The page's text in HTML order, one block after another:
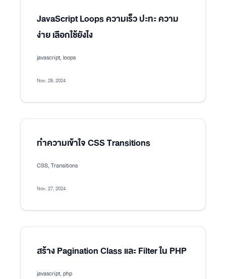
JavaScript Loops ความเร็ว ปะทะ ความ
ง่าย เลือกใช้ยังไง
javascript, loops
Nov. 28, 2024
ทำความเข้าใจ CSS Transitions
CSS, Transitions
Nov. 27, 2024
สร้าง Pagination Class และ Filter ใน PHP
javascript, php